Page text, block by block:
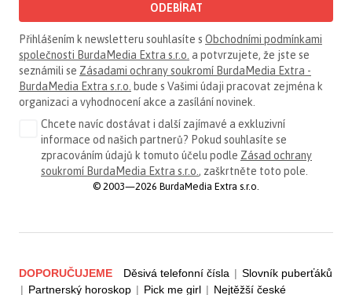
ODEBÍRAT
Přihlášením k newsletteru souhlasíte s Obchodními podmínkami
společnosti BurdaMedia Extra s.r.o. a potvrzujete, že jste se
seznámili se Zásadami ochrany soukromí BurdaMedia Extra -
BurdaMedia Extra s.r.o. bude s Vašimi údaji pracovat zejména k
organizaci a vyhodnocení akce a zasílání novinek.
Chcete navíc dostávat i další zajímavé a exkluzivní
informace od našich partnerů? Pokud souhlasíte se
zpracováním údajů k tomuto účelu podle Zásad ochrany
soukromí BurdaMedia Extra s.r.o. , zaškrtněte toto pole.
© 2003—2026 BurdaMedia Extra s.r.o.
DOPORUČUJEME Děsivá telefonní čísla | Slovník puberťáků
| Partnerský horoskop | Pick me girl | Nejtěžší české